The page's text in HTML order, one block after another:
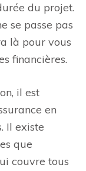
du projet.
se passe pas
là pour vous
financières.
il est
en
Il existe
que
couvre tous